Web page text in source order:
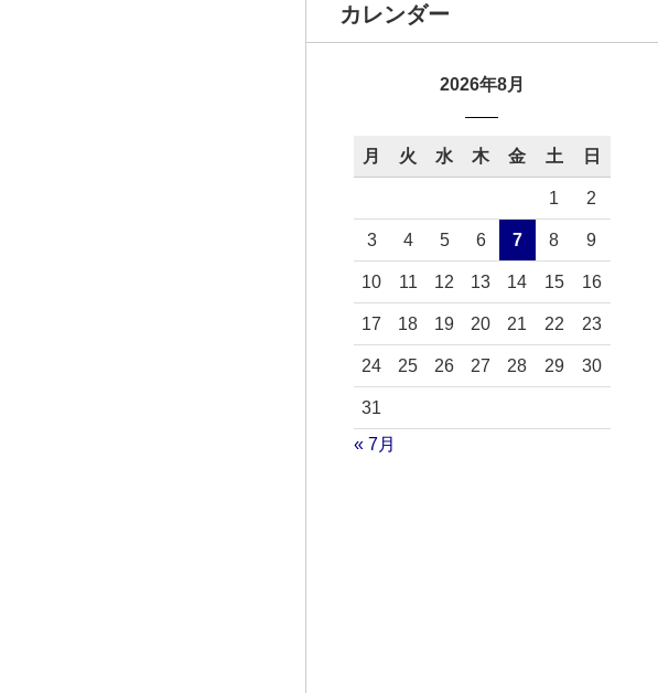
カレンダー
2026年8月
月 火 水 木 金 土 日
1 2
3 4 5 6 7 8 9
10 11 12 13 14 15 16
17 18 19 20 21 22 23
24 25 26 27 28 29 30
31
« 7月